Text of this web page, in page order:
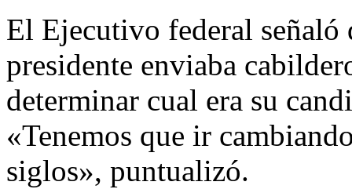
El Ejecutivo federal señaló
presidente enviaba
determinar cual era su
«Tenemos que ir
siglos», puntualizó.